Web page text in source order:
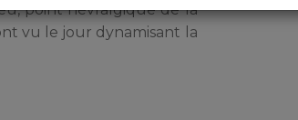
point névralgique de la
vu le jour dynamisant la